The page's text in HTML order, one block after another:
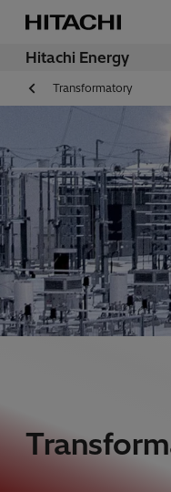
Hitachi Energy
Transformatory